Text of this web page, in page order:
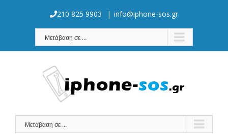
210 825 9903 | info@iphone-sos.gr
Μετάβαση σε ...
Μετάβαση σε ...